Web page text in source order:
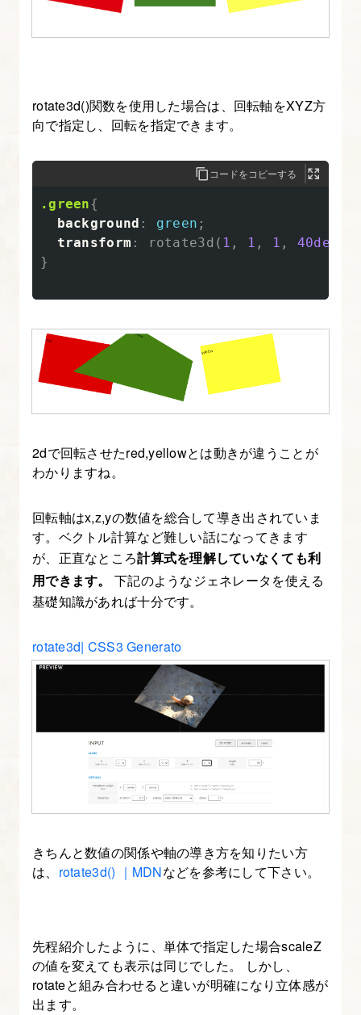
rotate3d()関数を使用した場合は、回転軸をXYZ方
向で指定し、回転を指定できます。
コードをコピーする
.green{
background : green ;
transform : rotate3d ( 1 , 1 , 1 , 40deg
}
2dで回転させたred,yellowとは動きが違うことが
わかりますね。
回転軸はx,z,yの数値を総合して導き出されていま
す。ベクトル計算など難しい話になってきます
が、正直なところ計算式を理解していなくても利
用できます。
下記のようなジェネレータを使える
基礎知識があれば十分です。
rotate3d| CSS3 Generato
きちんと数値の関係や軸の導き方を知りたい方
は、 rotate3d() ｜MDNなどを参考にして下さい。
先程紹介したように、単体で指定した場合scaleZ
の値を変えても表示は同じでした。 しかし、
rotateと組み合わせると違いが明確になり立体感が
出ます。